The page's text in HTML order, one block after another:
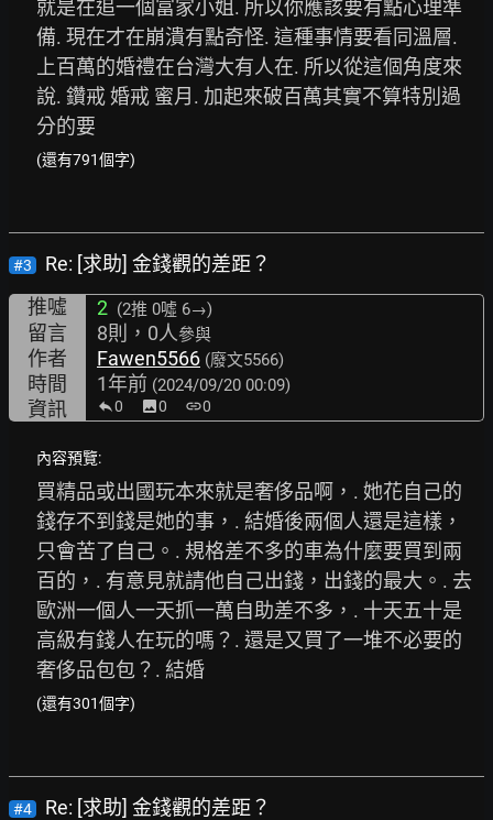
就是在追一個富家小姐. 所以你應該要有點心理準
備. 現在才在崩潰有點奇怪. 這種事情要看同溫層.
上百萬的婚禮在台灣大有人在. 所以從這個角度來
說. 鑽戒 婚戒 蜜月. 加起來破百萬其實不算特別過
分的要
(還有791個字)
#3
Re: [求助] 金錢觀的差距？
推噓
2 (2推 0噓 6→)
留言 8則，0人參與
作者 Fawen5566 (廢文5566)
時間 1年前 (2024/09/20 00:09)
資訊 0 image0 link0
內容預覽:
買精品或出國玩本來就是奢侈品啊，. 她花自己的
錢存不到錢是她的事，. 結婚後兩個人還是這樣，
只會苦了自己。. 規格差不多的車為什麼要買到兩
百的，. 有意見就請他自己出錢，出錢的最大。. 去
歐洲一個人一天抓一萬自助差不多，. 十天五十是
高級有錢人在玩的嗎？. 還是又買了一堆不必要的
奢侈品包包？. 結婚
(還有301個字)
#4
Re: [求助] 金錢觀的差距？